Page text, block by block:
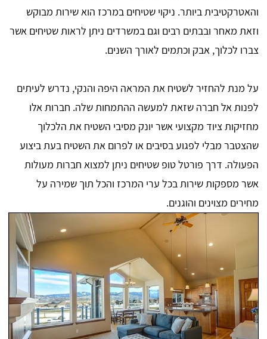
והאטרקטיבית ביותר. ניקוי שטיחים במרכז הוא שירות מבוקש
וזאת מאחר ובבתים רבים וגם במשרדים ניתן לראות שטיחים אשר
צברו לכלוך, אבק וכתמים לאורך השנים.
על מנת להחזיר לשטיח את המראה היפה והנקי, נדרש לעיתים
לפנות אל חברה שזאת למעשה ההתמחות שלה. חברות אלו
מחזיקות ציוד מקצועי אשר יונק מסיבי השטיח את הלכלוך
שהצטבר מבלי לפגוע בסיבים או לפרום את השטיח בעת ביצוע
הפעולה. דרך פורטל טופ שטיחים ניתן למצוא חברות מעולות
אשר מספקות שירות בכל ערי המרכז והכל תוך שמירה על
מחירים מצוינים והוגנים.